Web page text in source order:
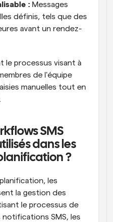
: Messages
définis, tels que des
avant un rendez-
le processus visant à
de l'équipe
manuelles tout en
SMS
dans les
?
les
la gestion des
le processus de
SMS, les